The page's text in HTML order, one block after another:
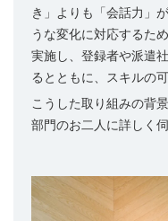
き」よりも「会話力」
うな変化に対応するた
実施し、登録者や派遣
るとともに、スキルの
こうした取り組みの背
部門のお二人に詳しく伺